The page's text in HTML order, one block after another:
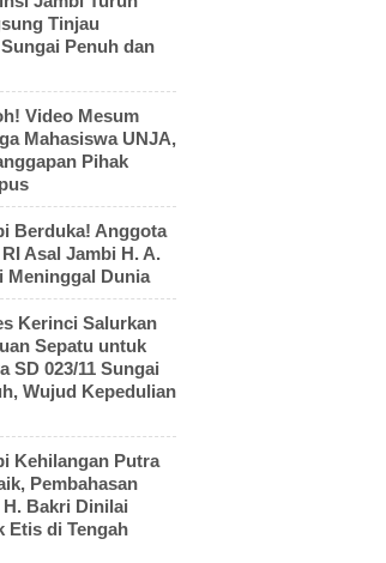
Tinjau
Penuh dan
Video Mesum
Mahasiswa UNJA,
Pihak
Berduka! Anggota
Asal Jambi H. A.
Meninggal Dunia
Kerinci Salurkan
Sepatu untuk
SD 023/11 Sungai
Wujud Kepedulian
Kehilangan Putra
Pembahasan
H. Bakri Dinilai
Etis di Tengah